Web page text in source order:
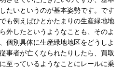
たいというのが基本姿勢です。です
も例えばひとかたまりの生産緑地地
外したというようなことも、そのよ
個別具体に生産緑地地区をどうしよ
事者が亡くなられたりしたら、買取
至っているようなことにレールに乗